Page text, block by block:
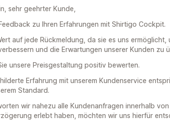
sehr geehrter Kunde,
zu Ihren Erfahrungen mit Shirtigo Cockpit.
auf jede Rückmeldung, da sie es uns ermöglicht,
und die Erwartungen unserer Kunden zu
unsere Preisgestaltung positiv bewerten.
Erfahrung mit unserem Kundenservice
Standard.
wir nahezu alle Kundenanfragen innerhalb
erlebt haben, möchten wir uns hierfür